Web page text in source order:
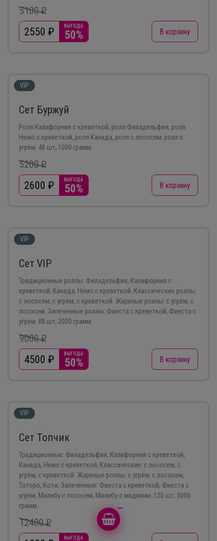
5100 ₽
2550 ₽ ВЫГОДА
50% В корзину
VIP
Сет Буржуй
Ролл Калифорния с креветкой, ролл Филадельфия, ролл
Немо с креветкой, ролл Канада, ролл с лососем, ролл с
угрём. 48 шт, 1000 грамм.
5200 ₽
2600 ₽ ВЫГОДА
50% В корзину
VIP
Сет VIP
Традиционные роллы: Филадельфия, Калифорния с
креветкой, Канада, Немо с креветкой. Классические роллы:
с лососем, с угрём, с креветкой. Жареные роллы: с угрём, с
лососем. Запечённые роллы: Фиеста с креветкой, Фиеста с
угрём. 88 шт, 2000 грамм.
9000 ₽
4500 ₽ ВЫГОДА
50% В корзину
VIP
Сет Топчик
Традиционные: Филадельфия, Калифорния с креветкой,
Канада, Немо с креветкой; Классические: с лососем, с
угрём, с креветкой. Жареные роллы: с угрём, с лососем,
Тоторо, Коти; Запечённые: Фиеста с креветкой, Фиеста с
угрём, Малибу с лососем, Малибу с мидиями. 120 шт, 3000
грамм.
12400 ₽
ВЫГОДА